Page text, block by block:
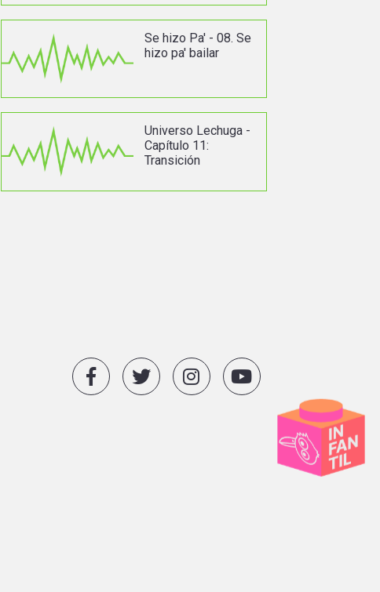
Se hizo Pa' - 08. Se
hizo pa' bailar
Universo Lechuga -
Capítulo 11:
Transición